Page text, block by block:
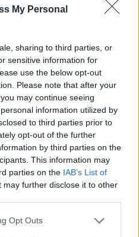
My Personal
sharing to third parties, or
sensitive information for
use the below opt-out
Please note that after your
may continue seeing
information utilized by
to third parties prior to
opt-out of the further
by third parties on the
This information may
parties on the IAB’s List of
may further disclose it to other
Opt Outs
καταζητούμενος για
στον Κλαδά
ανθρώπους - Το
που συνέδραμαν στην
Πλαίσιο για τον
ξέσπασε στα κοινωνικά